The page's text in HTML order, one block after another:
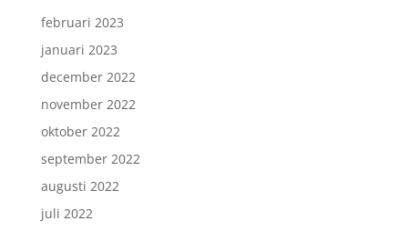
februari 2023
januari 2023
december 2022
november 2022
oktober 2022
september 2022
augusti 2022
juli 2022